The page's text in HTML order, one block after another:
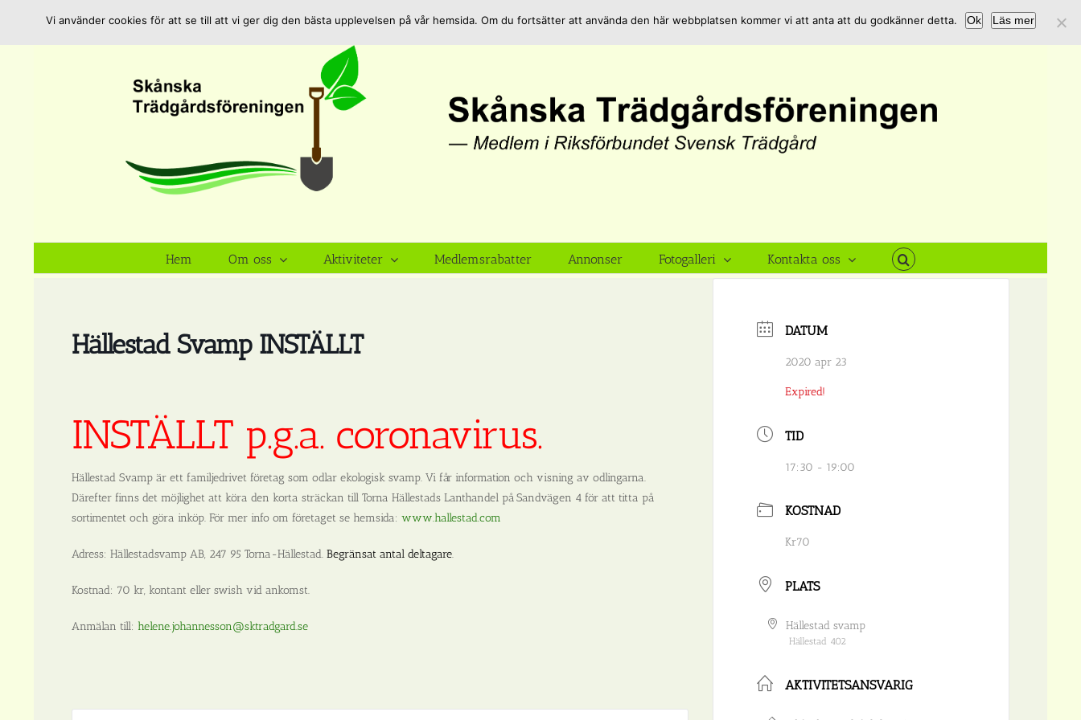
Hem Om oss Aktiviteter Medlemsrabatter Annonser Fotogalleri Kontakta oss
Hällestad Svamp INSTÄLLT
INSTÄLLT p.g.a. coronavirus.
Hällestad Svamp är ett familjedrivet företag som odlar ekologisk svamp. Vi får information och visning av odlingarna.
Därefter finns det möjlighet att köra den korta sträckan till Torna Hällestads Lanthandel på Sandvägen 4 för att titta på
sortimentet och göra inköp. För mer info om företaget se hemsida: www.hallestad.com
Adress: Hällestadsvamp AB, 247 95 Torna-Hällestad. Begränsat antal deltagare.
Kostnad: 70 kr, kontant eller swish vid ankomst.
Anmälan till: helene.johannesson@sktradgard.se
DATUM
2020 apr 23
Expired!
TID
17:30 - 19:00
KOSTNAD
Kr70
PLATS
Hällestad svamp
Hällestad 402
AKTIVITETSANSVARIG
Vi använder cookies för att se till att vi ger dig den bästa upplevelsen på vår hemsida. Om du fortsätter att använda den här webbplatsen kommer vi att anta att du godkänner detta. Ok Läs mer